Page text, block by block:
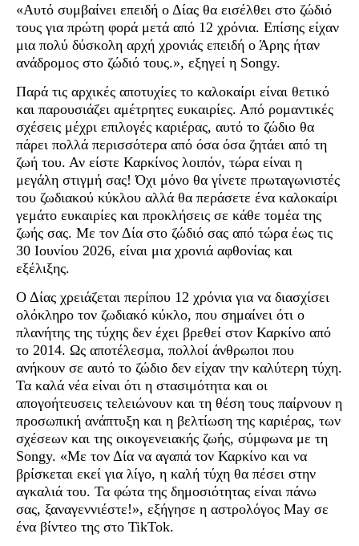
«Αυτό συμβαίνει επειδή ο Δίας θα εισέλθει στο ζώδιό
τους για πρώτη φορά μετά από 12 χρόνια. Επίσης είχαν
μια πολύ δύσκολη αρχή χρονιάς επειδή ο Άρης ήταν
ανάδρομος στο ζώδιό τους.», εξηγεί η Songy.
Παρά τις αρχικές αποτυχίες το καλοκαίρι είναι θετικό
και παρουσιάζει αμέτρητες ευκαιρίες. Από ρομαντικές
σχέσεις μέχρι επιλογές καριέρας, αυτό το ζώδιο θα
πάρει πολλά περισσότερα από όσα όσα ζητάει από τη
ζωή του. Αν είστε Καρκίνος λοιπόν, τώρα είναι η
μεγάλη στιγμή σας! Όχι μόνο θα γίνετε πρωταγωνιστές
του ζωδιακού κύκλου αλλά θα περάσετε ένα καλοκαίρι
γεμάτο ευκαιρίες και προκλήσεις σε κάθε τομέα της
ζωής σας. Με τον Δία στο ζώδιό σας από τώρα έως τις
30 Ιουνίου 2026, είναι μια χρονιά αφθονίας και
εξέλιξης.
Ο Δίας χρειάζεται περίπου 12 χρόνια για να διασχίσει
ολόκληρο τον ζωδιακό κύκλο, που σημαίνει ότι ο
πλανήτης της τύχης δεν έχει βρεθεί στον Καρκίνο από
το 2014. Ως αποτέλεσμα, πολλοί άνθρωποι που
ανήκουν σε αυτό το ζώδιο δεν είχαν την καλύτερη τύχη.
Τα καλά νέα είναι ότι η στασιμότητα και οι
απογοήτευσεις τελειώνουν και τη θέση τους παίρνουν η
προσωπική ανάπτυξη και η βελτίωση της καριέρας, των
σχέσεων και της οικογενειακής ζωής, σύμφωνα με τη
Songy. «Με τον Δία να αγαπά τον Καρκίνο και να
βρίσκεται εκεί για λίγο, η καλή τύχη θα πέσει στην
αγκαλιά του. Τα φώτα της δημοσιότητας είναι πάνω
σας, ξαναγεννιέστε!», εξήγησε η αστρολόγος May σε
ένα βίντεο της στο TikTok.